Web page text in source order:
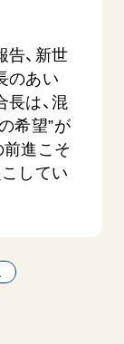
告、新世
のあい
長は、混
希望”が
前進こそ
してい